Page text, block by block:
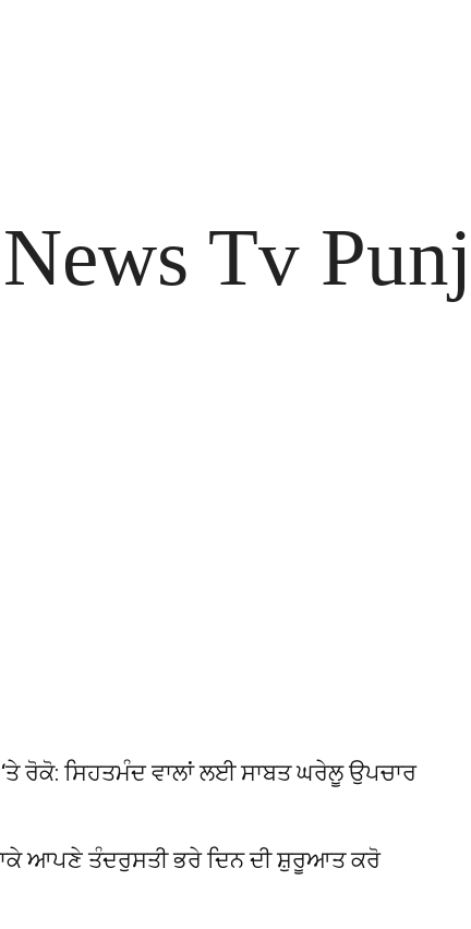
News Tv
‘ਤੇ ਰੋਕੋ: ਸਿਹਤਮੰਦ ਵਾਲਾਂ ਲਈ ਸਾਬਤ ਘਰੇਲੂ ਉਪਚਾਰ
ਆਪਣੇ ਤੰਦਰੁਸਤੀ ਭਰੇ ਦਿਨ ਦੀ ਸ਼ੁਰੂਆਤ ਕਰੋ